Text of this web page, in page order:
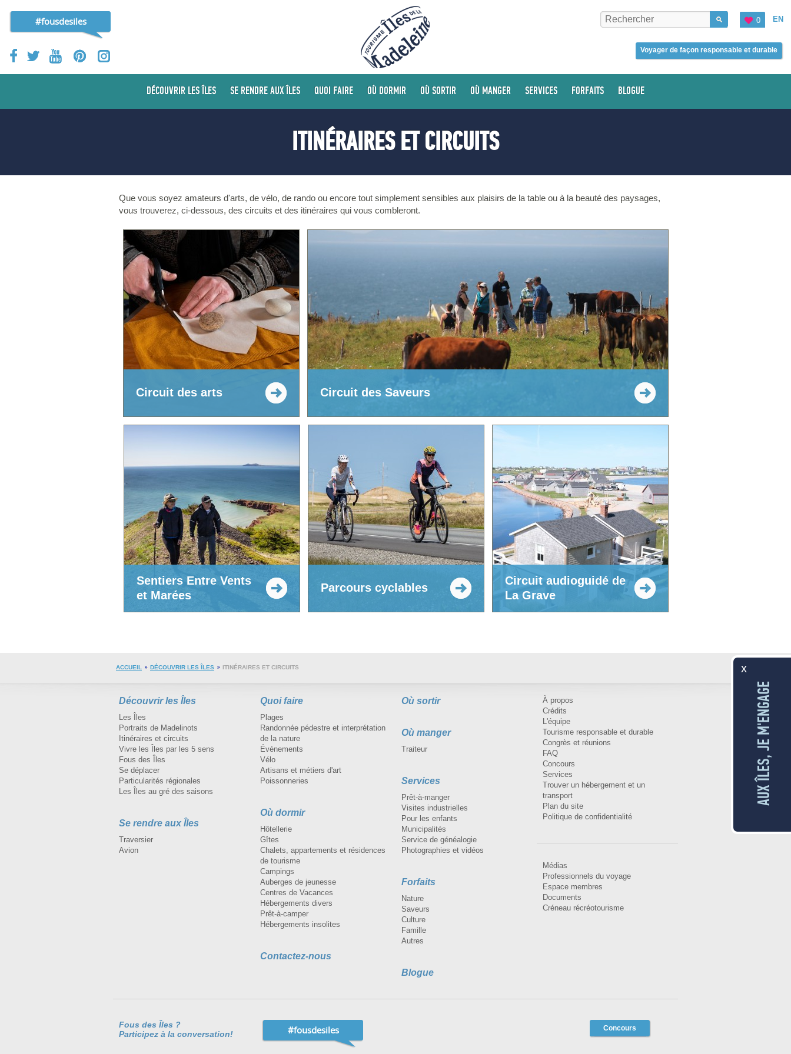
#fousdesiles EN
0
Voyager de façon responsable et durable
DÉCOUVRIR LES ÎLES SE RENDRE AUX ÎLES QUOI FAIRE OÙ DORMIR OÙ SORTIR OÙ MANGER SERVICES FORFAITS BLOGUE
ITINÉRAIRES ET CIRCUITS
Que vous soyez amateurs d'arts, de vélo, de rando ou encore tout simplement sensibles aux plaisirs de la table ou à la beauté des paysages,
vous trouverez, ci-dessous, des circuits et des itinéraires qui vous combleront.
Circuit des arts Circuit des Saveurs
Sentiers Entre Vents
et Marées
Parcours cyclables
Circuit audioguidé de
La Grave
ACCUEIL DÉCOUVRIR LES ÎLES ITINÉRAIRES ET CIRCUITS
Découvrir les Îles
Les Îles
Portraits de Madelinots
Itinéraires et circuits
Vivre les Îles par les 5 sens
Fous des Îles
Se déplacer
Particularités régionales
Les Îles au gré des saisons
Se rendre aux Îles
Traversier
Avion
Quoi faire
Plages
Randonnée pédestre et interprétation
de la nature
Événements
Vélo
Artisans et métiers d'art
Poissonneries
Où dormir
Hôtellerie
Gîtes
Chalets, appartements et résidences
de tourisme
Campings
Auberges de jeunesse
Centres de Vacances
Hébergements divers
Prêt-à-camper
Hébergements insolites
Contactez-nous
Où sortir
Où manger
Traiteur
Services
Prêt-à-manger
Visites industrielles
Pour les enfants
Municipalités
Service de généalogie
Photographies et vidéos
Forfaits
Nature
Saveurs
Culture
Famille
Autres
Blogue
À propos
Crédits
L'équipe
Tourisme responsable et durable
Congrès et réunions
FAQ
Concours
Services
Trouver un hébergement et un
transport
Plan du site
Politique de confidentialité
Médias
Professionnels du voyage
Espace membres
Documents
Créneau récréotourisme
Fous des Îles ?
Participez à la conversation!
#fousdesiles Concours
x
AUX ÎLES, JE M'ENGAGE